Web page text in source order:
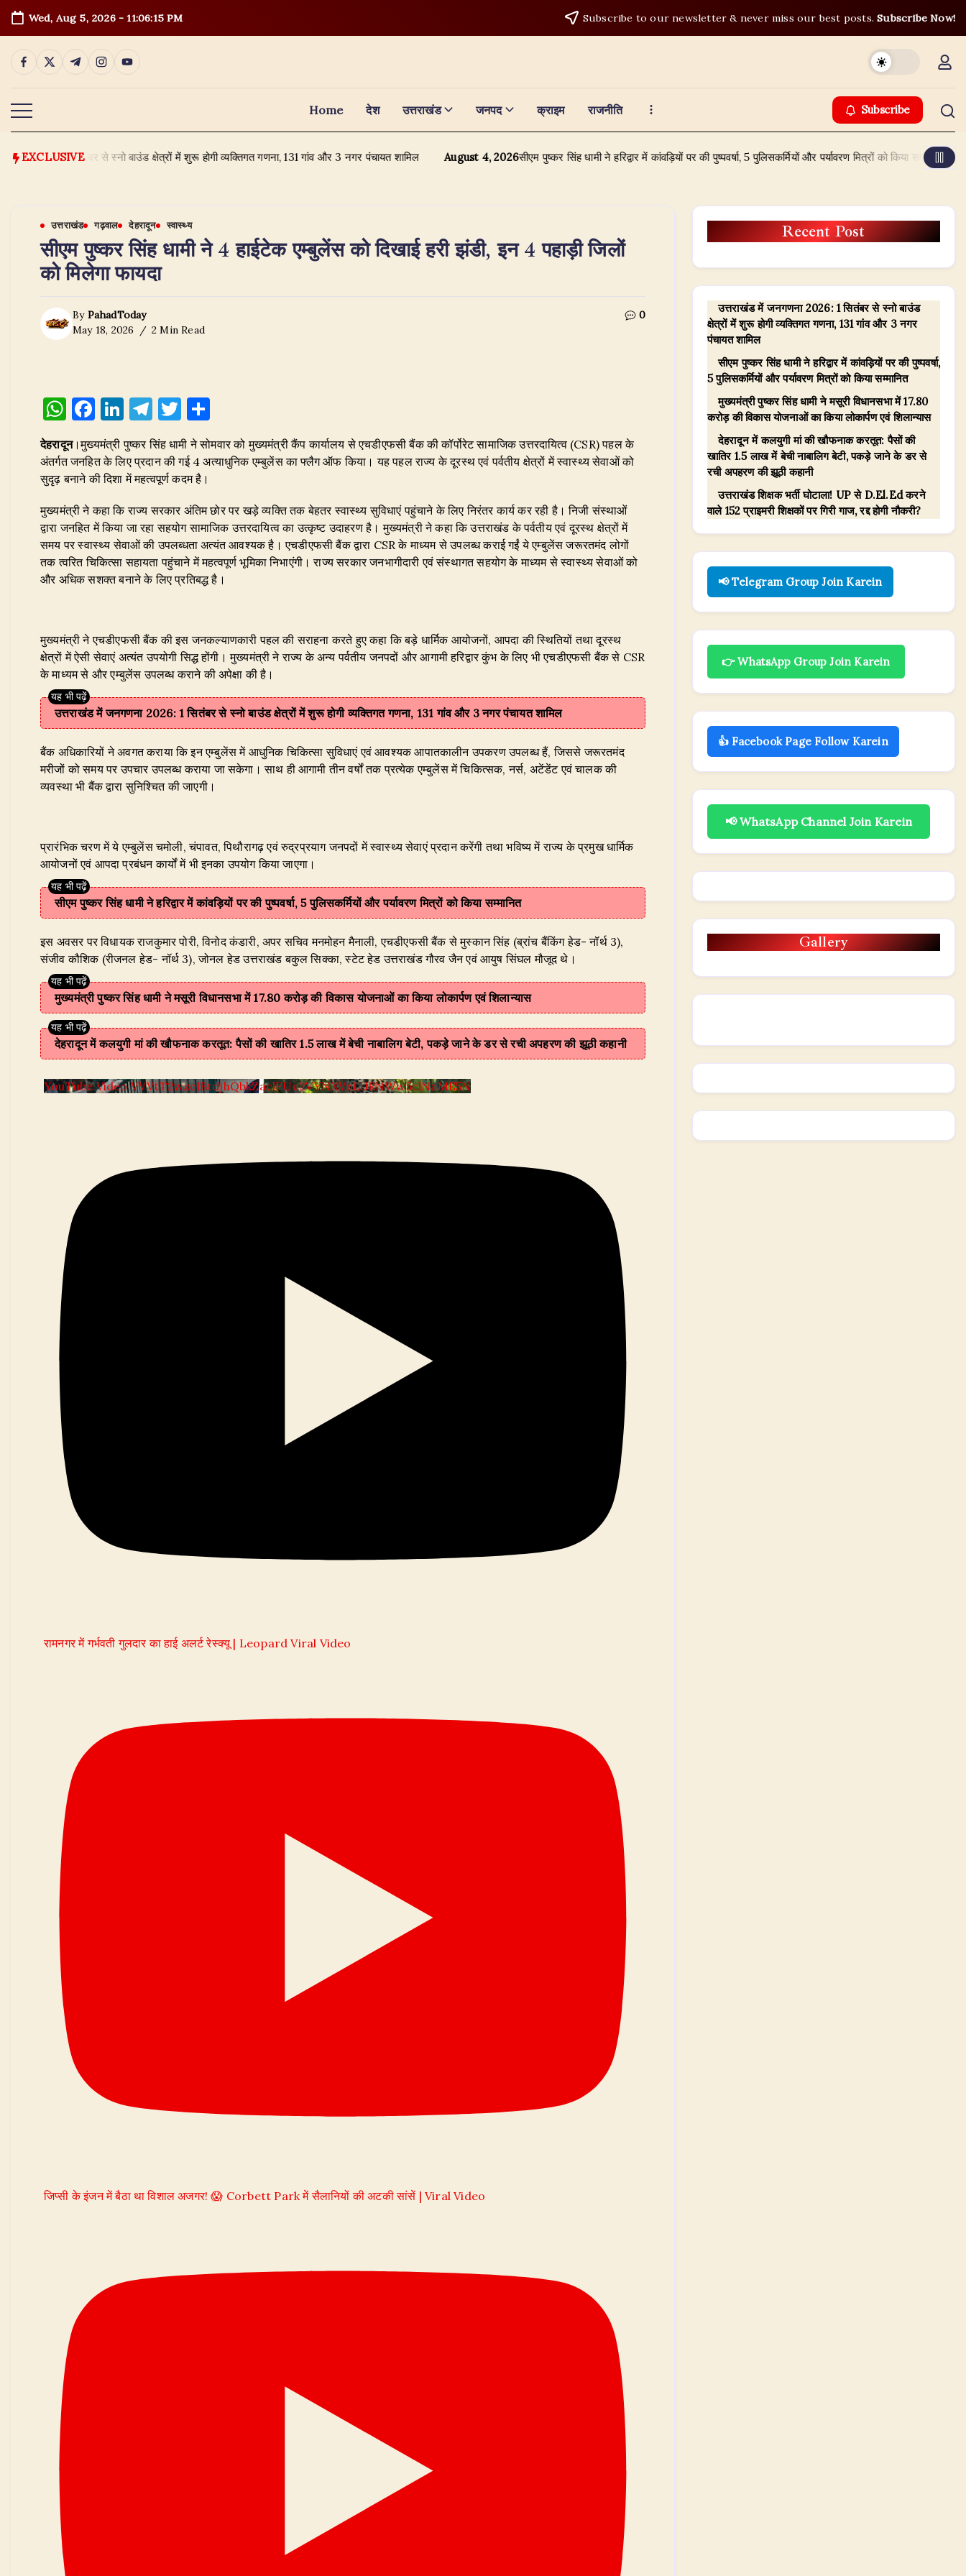
Skip
content
Wed, Aug 5, 2026-11:06:16 PM Subscribe to our newsletter & never miss our best posts.Subscribe Now!
https://www.facebook.com/
https://twitter.com/
https://t.me/
https://www.instagram.com/
https://youtube.com/
Home देश उत्तराखंड जनपद क्राइम राजनीति Subscribe
EXCLUSIVE
1 सितंबर से स्नो बाउंड क्षेत्रों में शुरू होगी व्यक्तिगत गणना, 131 गांव और 3 नगर पंचायत शामिल August 4, 2026सीएम पुष्कर सिंह धामी ने हरिद्वार में कांवड़ियों पर की पुष्पवर्षा, 5 पुलिसकर्मियों और पर्यावरण मित्रों को किया सम्मानित
उत्तराखंड गढ़वाल देहरादून स्वास्थ्य
सीएम पुष्कर सिंह धामी ने 4 हाईटेक एम्बुलेंस को दिखाई हरी झंडी, इन 4 पहाड़ी जिलों
को मिलेगा फायदा
By PahadToday
May 18, 2026
2 Min Read
0
W
at
s
A
p
p
F
a
c
e
b
o
o
k
Li
k
e
dI
n
T
el
e
g
ra
m
T
w
it
te
r
ar
देहरादून।मुख्यमंत्री पुष्कर सिंह धामी ने सोमवार को मुख्यमंत्री कैंप कार्यालय से एचडीएफसी बैंक की कॉर्पोरेट सामाजिक उत्तरदायित्व (CSR) पहल के
अंतर्गत जनहित के लिए प्रदान की गई 4 अत्याधुनिक एम्बुलेंस का फ्लैग ऑफ किया। यह पहल राज्य के दूरस्थ एवं पर्वतीय क्षेत्रों में स्वास्थ्य सेवाओं को
सुदृढ़ बनाने की दिशा में महत्वपूर्ण कदम है।
​मुख्यमंत्री ने कहा कि राज्य सरकार अंतिम छोर पर खड़े व्यक्ति तक बेहतर स्वास्थ्य सुविधाएं पहुंचाने के लिए निरंतर कार्य कर रही है। निजी संस्थाओं
द्वारा जनहित में किया जा रहा सहयोग सामाजिक उत्तरदायित्व का उत्कृष्ट उदाहरण है। मुख्यमंत्री ने कहा कि उत्तराखंड के पर्वतीय एवं दूरस्थ क्षेत्रों में
समय पर स्वास्थ्य सेवाओं की उपलब्धता अत्यंत आवश्यक है। एचडीएफसी बैंक द्वारा CSR के माध्यम से उपलब्ध कराई गईं ये एम्बुलेंस जरूरतमंद लोगों
तक त्वरित चिकित्सा सहायता पहुंचाने में महत्वपूर्ण भूमिका निभाएंगी। राज्य सरकार जनभागीदारी एवं संस्थागत सहयोग के माध्यम से स्वास्थ्य सेवाओं को
और अधिक सशक्त बनाने के लिए प्रतिबद्ध है।
​मुख्यमंत्री ने एचडीएफसी बैंक की इस जनकल्याणकारी पहल की सराहना करते हुए कहा कि बड़े धार्मिक आयोजनों, आपदा की स्थितियों तथा दूरस्थ
क्षेत्रों में ऐसी सेवाएं अत्यंत उपयोगी सिद्ध होंगी। मुख्यमंत्री ने राज्य के अन्य पर्वतीय जनपदों और आगामी हरिद्वार कुंभ के लिए भी एचडीएफसी बैंक से CSR
के माध्यम से और एम्बुलेंस उपलब्ध कराने की अपेक्षा की है।
उत्तराखंड में जनगणना 2026: 1 सितंबर से स्नो बाउंड क्षेत्रों में शुरू होगी व्यक्तिगत गणना, 131 गांव और 3 नगर पंचायत शामिल
​बैंक अधिकारियों ने अवगत कराया कि इन एम्बुलेंस में आधुनिक चिकित्सा सुविधाएं एवं आवश्यक आपातकालीन उपकरण उपलब्ध हैं, जिससे जरूरतमंद
मरीजों को समय पर उपचार उपलब्ध कराया जा सकेगा। साथ ही आगामी तीन वर्षों तक प्रत्येक एम्बुलेंस में चिकित्सक, नर्स, अटेंडेंट एवं चालक की
व्यवस्था भी बैंक द्वारा सुनिश्चित की जाएगी।
प्रारंभिक चरण में ये एम्बुलेंस चमोली, चंपावत, पिथौरागढ़ एवं रुद्रप्रयाग जनपदों में स्वास्थ्य सेवाएं प्रदान करेंगी तथा भविष्य में राज्य के प्रमुख धार्मिक
आयोजनों एवं आपदा प्रबंधन कार्यों में भी इनका उपयोग किया जाएगा।
सीएम पुष्कर सिंह धामी ने हरिद्वार में कांवड़ियों पर की पुष्पवर्षा, 5 पुलिसकर्मियों और पर्यावरण मित्रों को किया सम्मानित
​इस अवसर पर विधायक राजकुमार पोरी, विनोद कंडारी, अपर सचिव मनमोहन मैनाली, एचडीएफसी बैंक से मुस्कान सिंह (ब्रांच बैंकिंग हेड- नॉर्थ 3),
संजीव कौशिक (रीजनल हेड- नॉर्थ 3), जोनल हेड उत्तराखंड बकुल सिक्का, स्टेट हेड उत्तराखंड गौरव जैन एवं आयुष सिंघल मौजूद थे।
मुख्यमंत्री पुष्कर सिंह धामी ने मसूरी विधानसभा में 17.80 करोड़ की विकास योजनाओं का किया लोकार्पण एवं शिलान्यास
देहरादून में कलयुगी मां की खौफनाक करतूत: पैसों की खातिर 1.5 लाख में बेची नाबालिग बेटी, पकड़े जाने के डर से रची अपहरण की झूठी कहानी
YouTube Video VVVtT2wzclBtdjhQbkZaclFUc2VYNXVnLlJRNWw5clNaME5N
रामनगर में गर्भवती गुलदार का हाई अलर्ट रेस्क्यू | Leopard Viral Video
जिप्सी के इंजन में बैठा था विशाल अजगर! 😱 Corbett Park में सैलानियों की अटकी सांसें | Viral Video
Recent Post
उत्तराखंड में जनगणना 2026: 1 सितंबर से स्नो बाउंड
क्षेत्रों में शुरू होगी व्यक्तिगत गणना, 131 गांव और 3 नगर
पंचायत शामिल
सीएम पुष्कर सिंह धामी ने हरिद्वार में कांवड़ियों पर की पुष्पवर्षा,
5 पुलिसकर्मियों और पर्यावरण मित्रों को किया सम्मानित
मुख्यमंत्री पुष्कर सिंह धामी ने मसूरी विधानसभा में 17.80
करोड़ की विकास योजनाओं का किया लोकार्पण एवं शिलान्यास
देहरादून में कलयुगी मां की खौफनाक करतूत: पैसों की
खातिर 1.5 लाख में बेची नाबालिग बेटी, पकड़े जाने के डर से
रची अपहरण की झूठी कहानी
उत्तराखंड शिक्षक भर्ती घोटाला! UP से D.El.Ed करने
वाले 152 प्राइमरी शिक्षकों पर गिरी गाज, रद्द होगी नौकरी?
📢 Telegram Group Join Karein
👉 WhatsApp Group Join Karein
👍 Facebook Page Follow Karein
📢 WhatsApp Channel Join Karein
Gallery